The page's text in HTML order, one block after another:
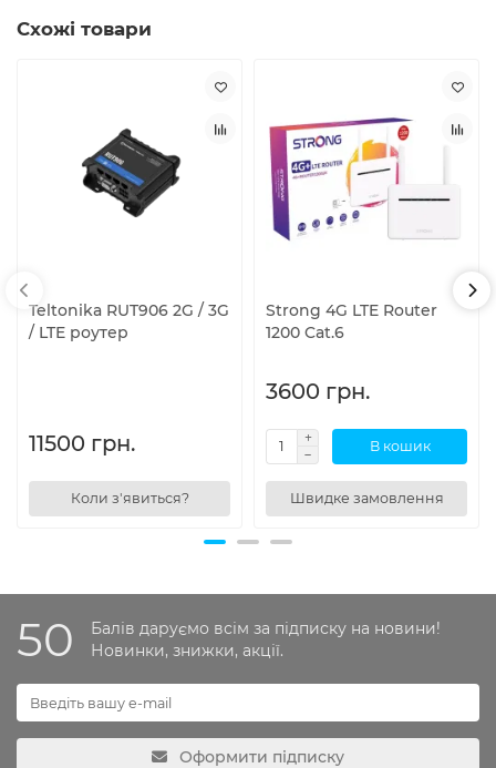
Схожі товари
Teltonika RUT906 2G / 3G
/ LTE роутер
11500 грн.
Коли з'явиться?
Strong 4G LTE Router
1200 Cat.6
3600 грн.
В кошик
Швидке замовлення
50
Балів даруємо всім за підписку на новини!
Новинки, знижки, акції.
Оформити підписку